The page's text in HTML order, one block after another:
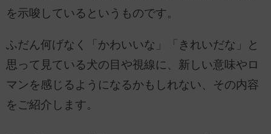
を示唆しているというものです。
ふだん何げなく「かわいいな」「きれいだな」と
思って見ている犬の目や視線に、新しい意味やロ
マンを感じるようになるかもしれない、その内容
をご紹介します。